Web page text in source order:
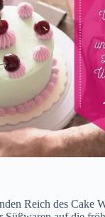
Reich des Cake